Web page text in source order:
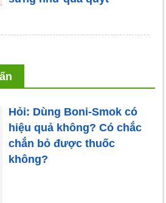
Hỏi: Dùng Boni-Smok có
hiệu quả không? Có chắc
chắn bỏ được thuốc
không?